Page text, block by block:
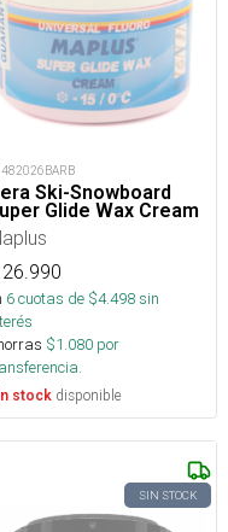
Ski-Snowboard
Glide Wax Cream
26.990
6cuotas de $4.498sin
$1.080 por
stock disponible
SIN STOCK